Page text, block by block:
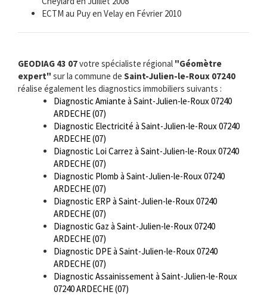
ECTM au Puy en Velay en Février 2010
GEODIAG 43 07votre spécialiste régional "Géomètre
expert" sur la commune de Saint-Julien-le-Roux 07240
réalise également les diagnostics immobiliers suivants :
Diagnostic Amiante à Saint-Julien-le-Roux 07240
ARDECHE (07)
Diagnostic Electricité à Saint-Julien-le-Roux 07240
ARDECHE (07)
Diagnostic Loi Carrez à Saint-Julien-le-Roux 07240
ARDECHE (07)
Diagnostic Plomb à Saint-Julien-le-Roux 07240
ARDECHE (07)
Diagnostic ERP à Saint-Julien-le-Roux 07240
ARDECHE (07)
Diagnostic Gaz à Saint-Julien-le-Roux 07240
ARDECHE (07)
Diagnostic DPE à Saint-Julien-le-Roux 07240
ARDECHE (07)
Diagnostic Assainissement à Saint-Julien-le-Roux
07240 ARDECHE (07)